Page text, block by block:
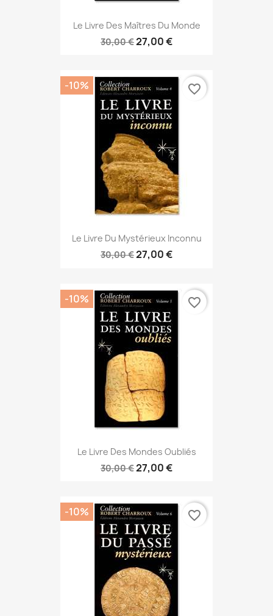
Le Livre Des Maîtres Du Monde
30,00 €27,00 €
Le Livre Du Mystérieux Inconnu
30,00 €27,00 €
-10% favorite_border
Le Livre Des Mondes Oubliés
30,00 €27,00 €
-10% favorite_border
-10% favorite_border